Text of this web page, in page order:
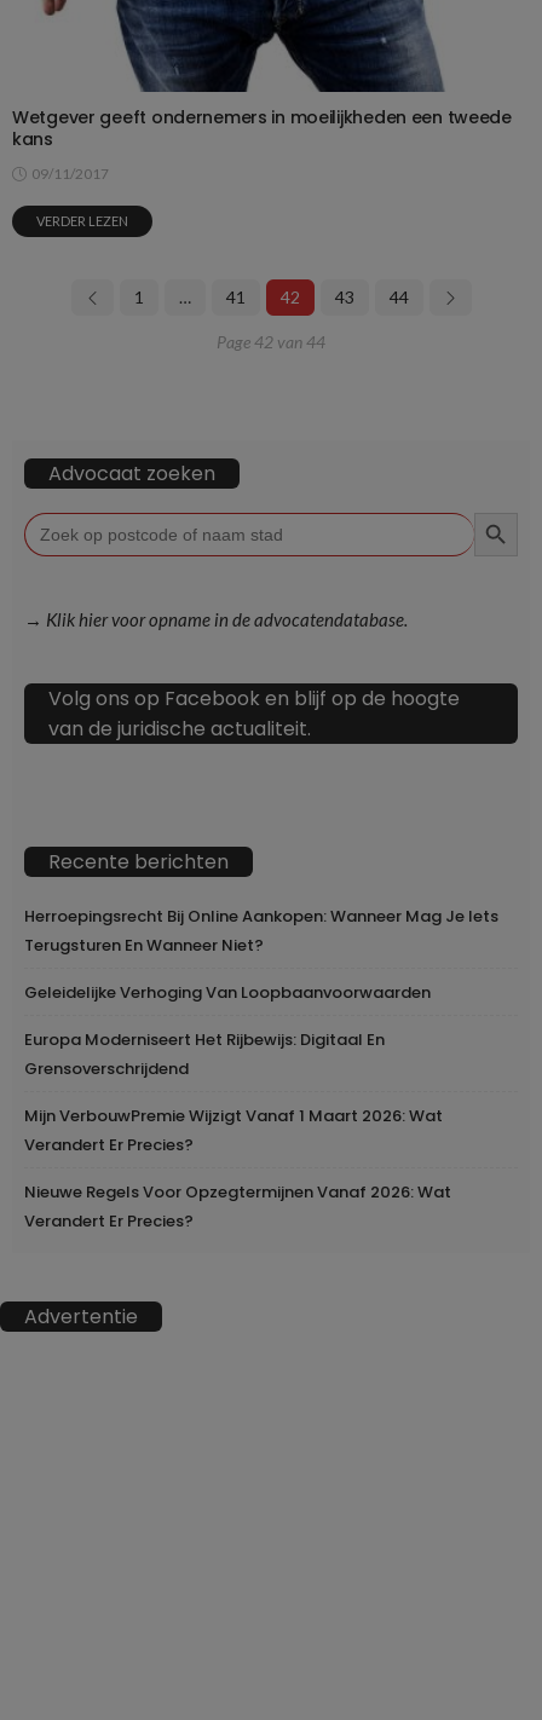
Wetgever geeft ondernemers in moeilijkheden een tweede
kans
09/11/2017
VERDER LEZEN
1 … 41 42 43 44
Page 42 van 44
Advocaat zoeken
Zoek
naar:
→ Klik hier voor opname in de advocatendatabase.
Volg ons op Facebook en blijf op de hoogte
van de juridische actualiteit.
Recente berichten
Herroepingsrecht Bij Online Aankopen: Wanneer Mag Je Iets
Terugsturen En Wanneer Niet?
Geleidelijke Verhoging Van Loopbaanvoorwaarden
Europa Moderniseert Het Rijbewijs: Digitaal En
Grensoverschrijdend
Mijn VerbouwPremie Wijzigt Vanaf 1 Maart 2026: Wat
Verandert Er Precies?
Nieuwe Regels Voor Opzegtermijnen Vanaf 2026: Wat
Verandert Er Precies?
Advertentie